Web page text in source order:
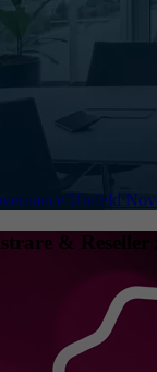
Umfeld
&